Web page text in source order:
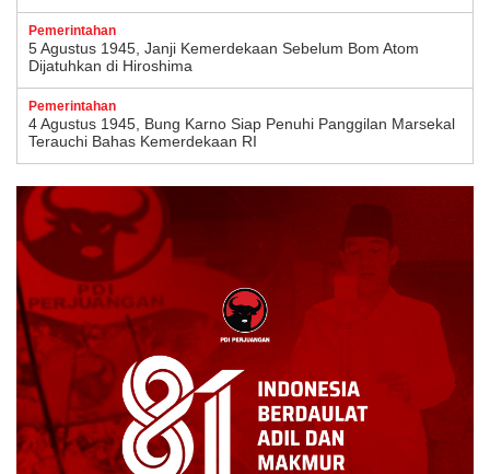
Pemerintahan
5 Agustus 1945, Janji Kemerdekaan Sebelum Bom Atom
Dijatuhkan di Hiroshima
Pemerintahan
4 Agustus 1945, Bung Karno Siap Penuhi Panggilan Marsekal
Terauchi Bahas Kemerdekaan RI